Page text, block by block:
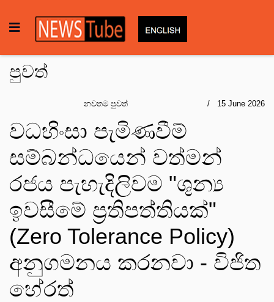
පුවත්
නවතම පුවත් 15 June 2026
වධහිංසා පැමිණවීම්
සම්බන්ධයෙන් වත්මන්
රජය පැහැදිලිවම "ශුන්‍ය
ඉවසීමේ ප්‍රතිපත්තියක්"
(Zero Tolerance Policy)
අනුගමනය කරනවා - විජිත
හේරත්